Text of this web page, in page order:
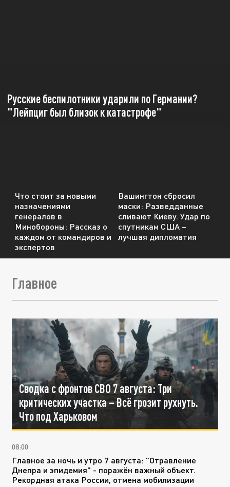
Русские беспилотники ударили по Германии?
"Лейпциг был близок к катастрофе"
Что стоит за новыми
назначениями
генералов в
Минобороны: Рассказ о
каждом от командиров и
экспертов
Вашингтон сбросил
маски: Разведданные
сливают Киеву. Удар по
спутникам США –
лучшая дипломатия
Главное
Сводка с фронтов СВО 7 августа: Три
критических участка – Всё грозит рухнуть.
Что под Харьковом
08:00
Главное за ночь и утро 7 августа: "Отравление
Днепра и эпидемия" - поражён важный объект.
Рекордная атака России, отмена мобилизации